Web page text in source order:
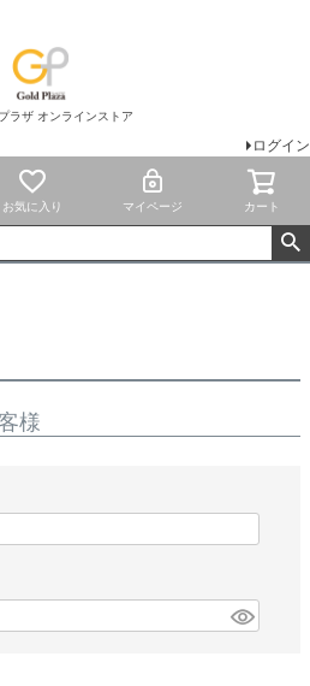
ラザ オンラインストア
ログイン
お気に入り マイページ カート
様